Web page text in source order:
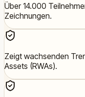
Über 14.000
Zeichnungen.
Zeigt wachsenden
Assets (RWAs).